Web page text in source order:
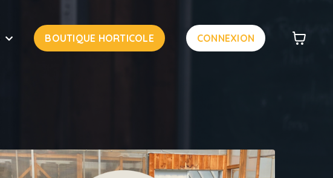
BOUTIQUE HORTICOLE CONNEXION